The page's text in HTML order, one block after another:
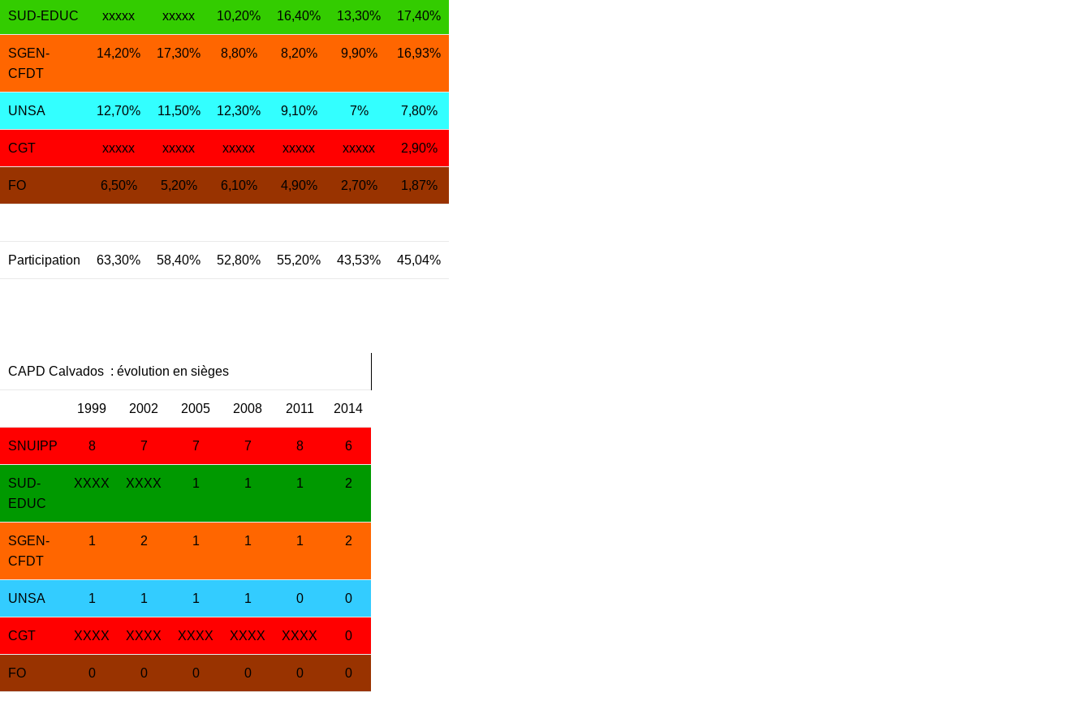
SUD-EDUC xxxxx xxxxx 10,20% 16,40% 13,30% 17,40%
SGEN-
CFDT
14,20% 17,30% 8,80% 8,20% 9,90% 16,93%
UNSA 12,70% 11,50% 12,30% 9,10% 7% 7,80%
CGT xxxxx xxxxx xxxxx xxxxx xxxxx 2,90%
FO 6,50% 5,20% 6,10% 4,90% 2,70% 1,87%
Participation 63,30% 58,40% 52,80% 55,20% 43,53% 45,04%
CAPD Calvados : évolution en sièges
1999 2002 2005 2008 2011 2014
SNUIPP 8 7 7 7 8 6
SUD-
EDUC
XXXX XXXX 1 1 1 2
SGEN-
CFDT
1 2 1 1 1 2
UNSA 1 1 1 1 0 0
CGT XXXX XXXX XXXX XXXX XXXX 0
FO 0 0 0 0 0 0